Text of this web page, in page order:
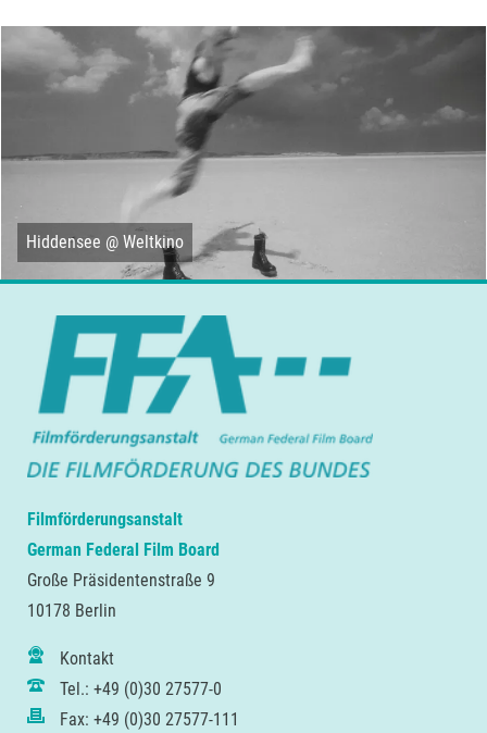
Hiddensee @ Weltkino
Filmförderungsanstalt
German Federal Film Board
Große Präsidentenstraße 9
10178 Berlin
Kontakt
Tel.: +49 (0)30 27577-0
Fax: +49 (0)30 27577-111